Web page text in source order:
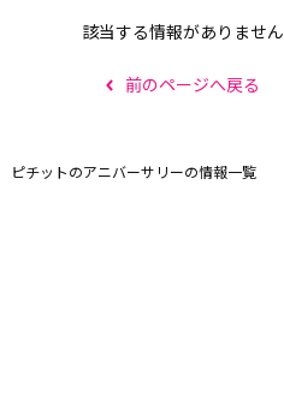
該当する情報がありません
前のページへ戻る
ピチットのアニバーサリーの情報一覧